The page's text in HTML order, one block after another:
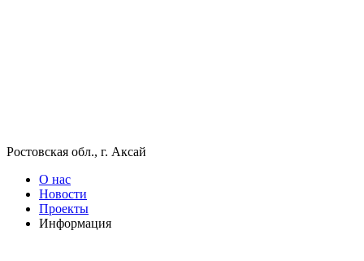
Ростовская обл., г. Аксай
О нас
Новости
Проекты
Информация